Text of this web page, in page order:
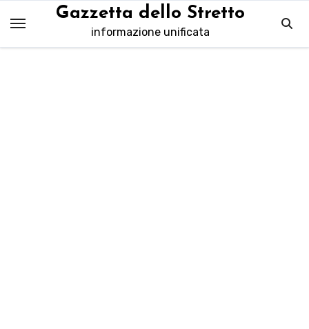
contenuto
Gazzetta dello Stretto
informazione unificata